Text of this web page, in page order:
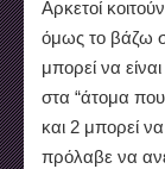
Αρκετοί
όμως το βάζω
μπορεί να
στα “άτομα που
και 2 μπορεί
πρόλαβε να